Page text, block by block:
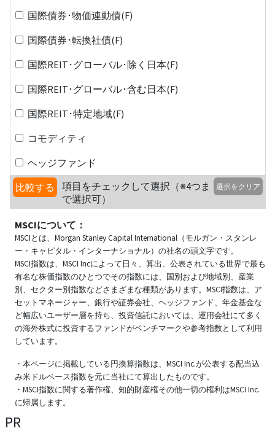
国際債券･物価連動債(F)
国際債券･転換社債(F)
国際REIT･グローバル･除く日本(F)
国際REIT･グローバル･含む日本(F)
国際REIT･特定地域(F)
コモディティ
ヘッジファンド
比較する
項目をチェックして選択（※4つま
で選択可）
選択をクリア
MSCIについて：
MSCIとは、Morgan Stanley Capital International（モルガン・スタンレ
ー・キャピタル・インターナショナル）の社名の頭文字です。
MSCI指数は、MSCI Incによって日々、算出、公表されている世界で最も
有名な株価指数のひとつでその指数には、国別および地域別、産業
別、セクター別指数などさまざまな種類があります。MSCI指数は、ア
セットマネージャー、銀行や証券会社、ヘッジファンド、年金基金な
ど幅広いユーザー層を持ち、投資信託においては、運用会社にて多く
の海外株式に投資するファンドがベンチマークや参考指数として利用
しています。
・本ページに掲載している円換算指数は、MSCI Inc.が公表する配当込
み米ドルベース指数を元に当社にて算出したものです。
・MSCI指数に関する著作権、知的財産権その他一切の権利はMSCI Inc.
に帰属します。
PR